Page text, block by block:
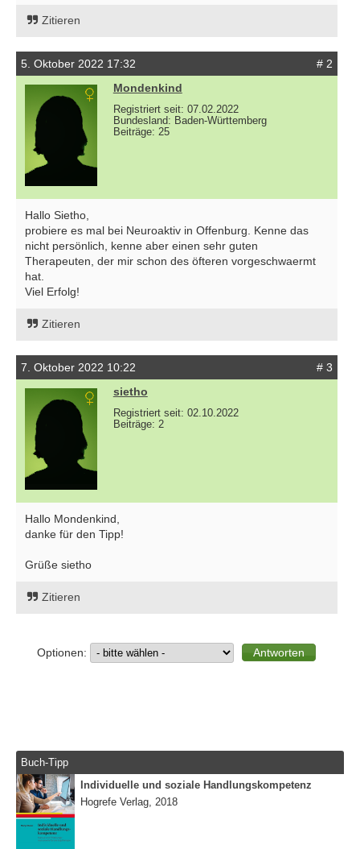
Zitieren
5. Oktober 2022 17:32
# 2
Mondenkind
Registriert seit: 07.02.2022
Bundesland: Baden-Württemberg
Beiträge: 25
Hallo Sietho,
probiere es mal bei Neuroaktiv in Offenburg. Kenne das
nicht persönlich, kenne aber einen sehr guten
Therapeuten, der mir schon des öfteren vorgeschwaermt
hat.
Viel Erfolg!
Zitieren
7. Oktober 2022 10:22
# 3
sietho
Registriert seit: 02.10.2022
Beiträge: 2
Hallo Mondenkind,
danke für den Tipp!
Grüße sietho
Zitieren
Optionen:
Buch-Tipp
Individuelle und soziale Handlungskompetenz
Hogrefe Verlag, 2018